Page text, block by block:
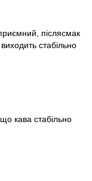
післясмак
стабільно
кава стабільно